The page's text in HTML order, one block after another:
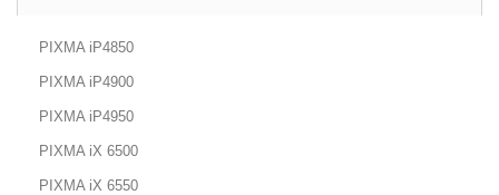
PIXMA iP4850
PIXMA iP4900
PIXMA iP4950
PIXMA iX 6500
PIXMA iX 6550